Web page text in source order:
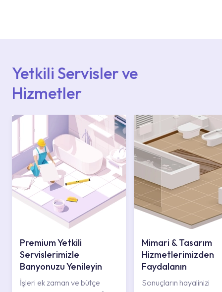
Yetkili Servisler ve
Hizmetler
Premium Yetkili
Servislerimizle
Banyonuzu Yenileyin
İşleri ek zaman ve bütçe
Mimari & Tasarım
Hizmetlerimizden
Faydalanın
Sonuçların hayalinizi